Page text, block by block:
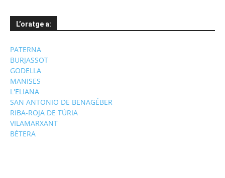
L’oratge a:
PATERNA
BURJASSOT
GODELLA
MANISES
L'ELIANA
SAN ANTONIO DE BENAGÉBER
RIBA-ROJA DE TÚRIA
VILAMARXANT
BÉTERA